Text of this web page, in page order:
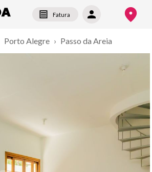
Fatura
Porto Alegre › Passo da Areia